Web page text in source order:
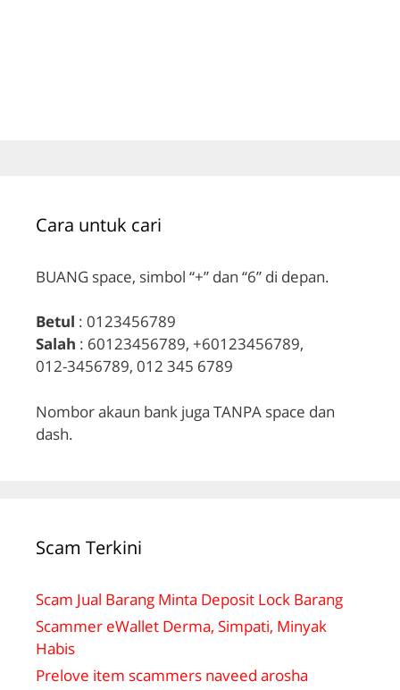
Cara untuk cari
BUANG space, simbol “+” dan “6” di depan.
Betul : 0123456789
Salah : 60123456789, +60123456789,
012-3456789, 012 345 6789
Nombor akaun bank juga TANPA space dan
dash.
Scam Terkini
Scam Jual Barang Minta Deposit Lock Barang
Scammer eWallet Derma, Simpati, Minyak
Habis
Prelove item scammers naveed arosha